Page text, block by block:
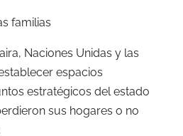
familias
Naciones Unidas y las
espacios
estratégicos del estado
sus hogares o no